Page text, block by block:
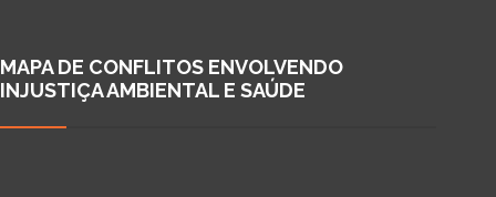
MAPA DE CONFLITOS ENVOLVENDO
INJUSTIÇA AMBIENTAL E SAÚDE